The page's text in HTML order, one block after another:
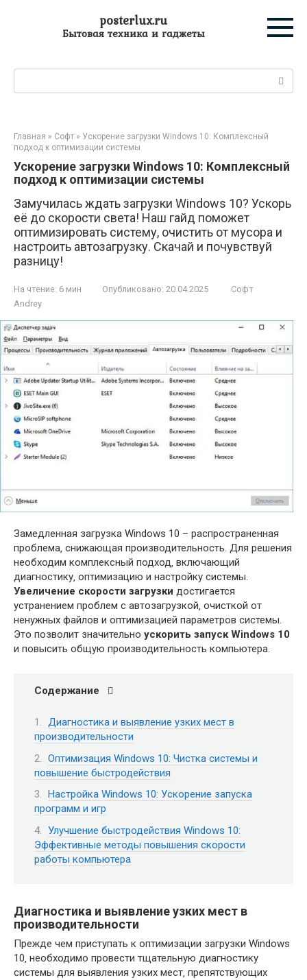
posterlux.ru
Бытовая техника и гаджеты
Главная » Софт » Ускорение загрузки Windows 10: Комплексный
подход к оптимизации системы
Ускорение загрузки Windows 10: Комплексный
подход к оптимизации системы
Замучилась ждать загрузки Windows 10? Ускорь
её до скорости света! Наш гайд поможет
оптимизировать систему, очистить от мусора и
настроить автозагрузку. Скачай и почувствуй
разницу!
На чтение: 6 мин Опубликовано: 20.04.2025
Софт
Andrey
Замедленная загрузка Windows 10 – распространенная
проблема‚ снижающая производительность. Для решения
необходим комплексный подход‚ включающий
диагностику‚ оптимизацию и настройку системы.
Увеличение скорости загрузки достигается
устранением проблем с автозагрузкой‚ очисткой от
ненужных файлов и оптимизацией параметров системы.
Это позволит значительно ускорить запуск Windows 10
и повысить общую производительность компьютера.
Содержание
Диагностика и выявление узких мест в
производительности
Оптимизация Windows 10: Чистка системы и
повышение быстродействия
Настройка Windows 10: Ускорение запуска
программ и игр
Улучшение быстродействия Windows 10:
Эффективные методы повышения скорости
работы компьютера
Диагностика и выявление узких мест в
производительности
Прежде чем приступать к оптимизации загрузки Windows
10‚ необходимо провести тщательную диагностику
системы для выявления узких мест‚ препятствующих